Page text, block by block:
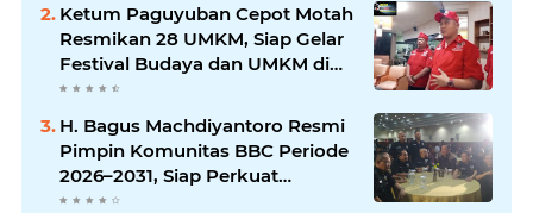
Ketum Paguyuban Cepot Motah
Resmikan 28 UMKM, Siap Gelar
Festival Budaya dan UMKM di
Jalan Braga
H. Bagus Machdiyantoro Resmi
Pimpin Komunitas BBC Periode
2026–2031, Siap Perkuat
Solidaritas dan Hadirkan